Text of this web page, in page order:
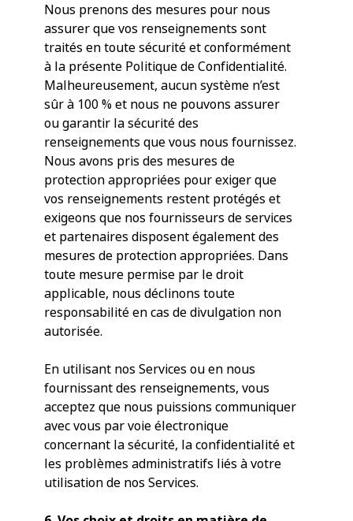
Nous prenons des mesures pour nous
assurer que vos renseignements sont
traités en toute sécurité et conformément
à la présente Politique de Confidentialité.
Malheureusement, aucun système n’est
sûr à 100 % et nous ne pouvons assurer
ou garantir la sécurité des
renseignements que vous nous fournissez.
Nous avons pris des mesures de
protection appropriées pour exiger que
vos renseignements restent protégés et
exigeons que nos fournisseurs de services
et partenaires disposent également des
mesures de protection appropriées. Dans
toute mesure permise par le droit
applicable, nous déclinons toute
responsabilité en cas de divulgation non
autorisée.
En utilisant nos Services ou en nous
fournissant des renseignements, vous
acceptez que nous puissions communiquer
avec vous par voie électronique
concernant la sécurité, la confidentialité et
les problèmes administratifs liés à votre
utilisation de nos Services.